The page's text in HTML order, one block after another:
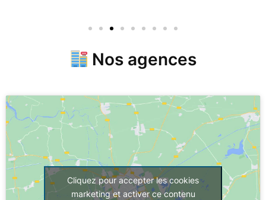
Nos agences
Cliquez pour accepter les cookies
marketing et activer ce contenu